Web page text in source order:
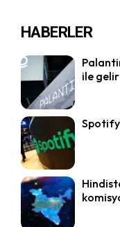
HABERLER
ile
Spotify